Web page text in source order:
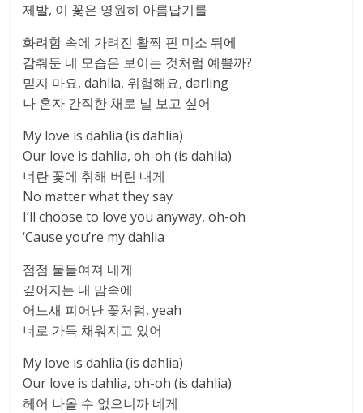
제발, 이 꽃은 영원히 아름답기를
화려함 속에 가려진 활짝 핀 미소 뒤에
감춰둔 네 모습은 보이는 것처럼 예쁠까?
믿지 마요, dahlia, 위험해요, darling
나 혼자 간직한 채로 널 보고 싶어
My love is dahlia (is dahlia)
Our love is dahlia, oh-oh (is dahlia)
너란 꽃에 취해 버린 내게
No matter what they say
I’ll choose to love you anyway, oh-oh
‘Cause you’re my dahlia
점점 물들여져 네게
깊어지는 내 맘속에
어느새 피어난 꽃처럼, yeah
너로 가득 채워지고 있어
My love is dahlia (is dahlia)
Our love is dahlia, oh-oh (is dahlia)
헤어 나올 수 없으니까 네게